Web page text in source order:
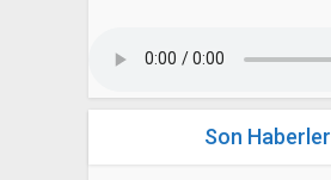
Son Haberler